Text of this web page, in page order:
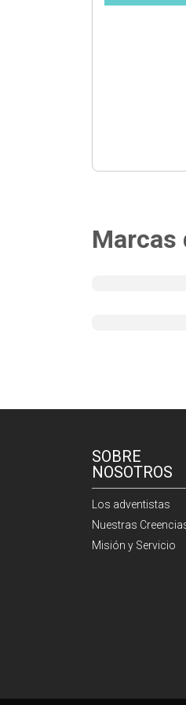
Marcas
SOBRE
NOSOTROS
Los adventistas
Nuestras
Misión y Servicio